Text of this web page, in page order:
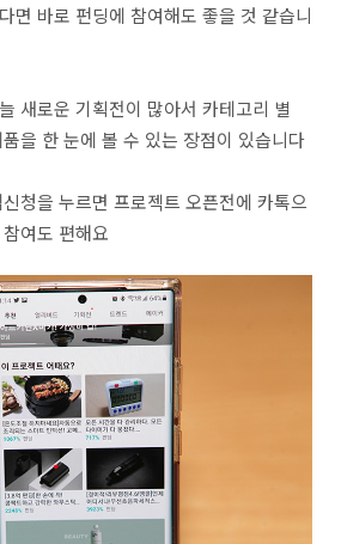
면 바로 펀딩에 참여해도 좋을 것 같습니
새로운 기획전이 많아서 카테고리 별
을 한 눈에 볼 수 있는 장점이 있습니다
청을 누르면 프로젝트 오픈전에 카톡으
여도 편해요